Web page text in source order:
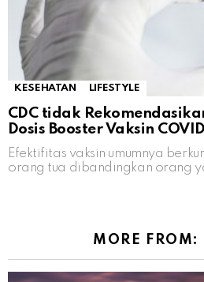
KESEHATAN LIFESTYLE
CDC tidak
Dosis Booster Vaksin
Efektifitas vaksin umumnya
orang tua dibandingkan orang
MORE FROM: